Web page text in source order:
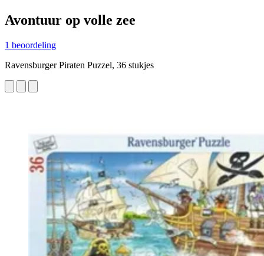
Avontuur op volle zee
1 beoordeling
Ravensburger Piraten Puzzel, 36 stukjes